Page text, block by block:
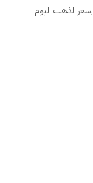
,سعر الذهب اليوم